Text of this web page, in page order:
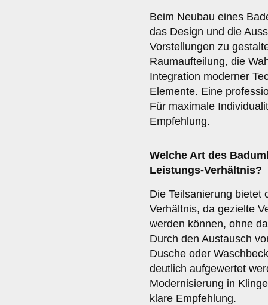
Beim Neubau eines
das Design und die
Vorstellungen zu
Raumaufteilung, die
Integration moderner
Elemente. Eine
Für maximale
Empfehlung.
Welche Art des
Leistungs-Verhältnis?
Die Teilsanierung bietet
Verhältnis, da gezielte
werden können, ohne
Durch den Austausch
Dusche oder
deutlich aufgewertet
Modernisierung in
klare Empfehlung.